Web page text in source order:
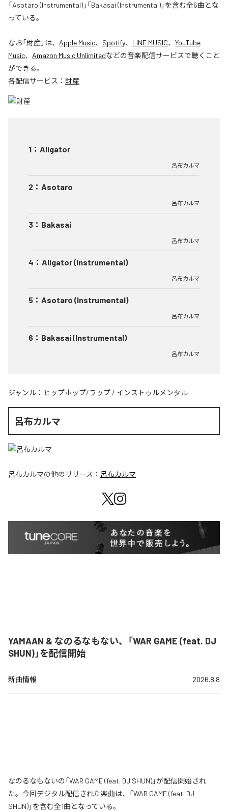
「Asotaro (Instrumental)」「Bakasai (Instrumental)」を含む全6曲とな
っている。
なお「財産」は、 Apple Music、 Spotify、 LINE MUSIC、 YouTube
Music、 Amazon Music Unlimitedなどの音楽配信サービスで聴くこと
ができる。
各配信サービス： 財産
1 ： Aligator
呂布カルマ
2 ： Asotaro
呂布カルマ
3 ： Bakasai
呂布カルマ
4 ： Aligator (Instrumental)
呂布カルマ
5 ： Asotaro (Instrumental)
呂布カルマ
6 ： Bakasai (Instrumental)
呂布カルマ
ジャンル： ヒップホップ/ラップ / インストゥルメンタル
呂布カルマ
呂布カルマの他のリリース： 呂布カルマ
YAMAAN & なのるなもない、「WAR GAME (feat. DJ
SHUN)」を配信開始
新曲情報 2026.8.8
なのるなもないの「WAR GAME (feat. DJ SHUN)」が配信開始され
た。今回デジタル配信された楽曲は、「WAR GAME (feat. DJ
SHUN)」を含む全1曲となっている。